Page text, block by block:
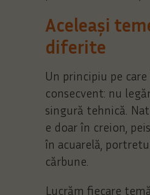
Aceleași
diferite
Un principiu pe
consecvent: nu
singură tehnică.
e doar în creion,
în acuarelă,
cărbune.
Lucrăm fiecare